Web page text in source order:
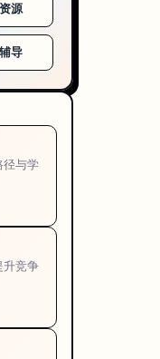
源
导
径与学
升竞争